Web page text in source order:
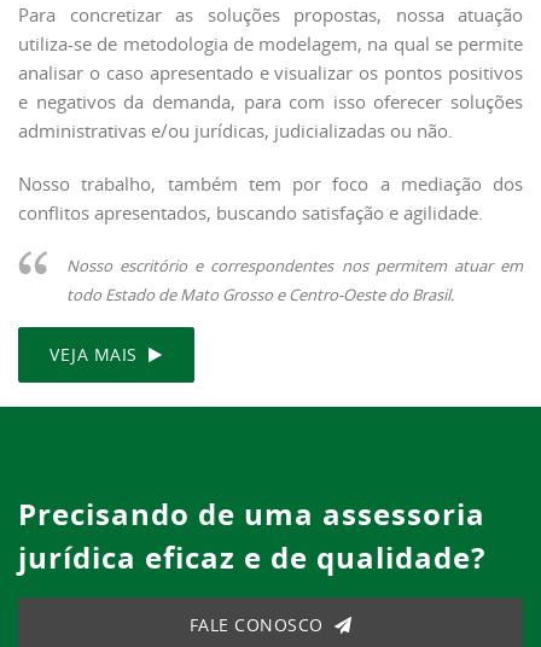
Para concretizar as soluções propostas, nossa atuação
utiliza-se de metodologia de modelagem, na qual se permite
analisar o caso apresentado e visualizar os pontos positivos
e negativos da demanda, para com isso oferecer soluções
administrativas e/ou jurídicas, judicializadas ou não.
Nosso trabalho, também tem por foco a mediação dos
conflitos apresentados, buscando satisfação e agilidade.
Nosso escritório e correspondentes nos permitem atuar em
todo Estado de Mato Grosso e Centro-Oeste do Brasil.
VEJA MAIS
Precisando de uma assessoria
jurídica eficaz e de qualidade?
FALE CONOSCO